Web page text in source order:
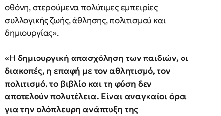
οθόνη, στερούμενα πολύτιμες εμπειρίες
συλλογικής ζωής, άθλησης, πολιτισμού και
δημιουργίας».
«Η δημιουργική απασχόληση των παιδιών, οι
διακοπές, η επαφή με τον αθλητισμό, τον
πολιτισμό, το βιβλίο και τη φύση δεν
αποτελούν πολυτέλεια. Είναι αναγκαίοι όροι
για την ολόπλευρη ανάπτυξη της